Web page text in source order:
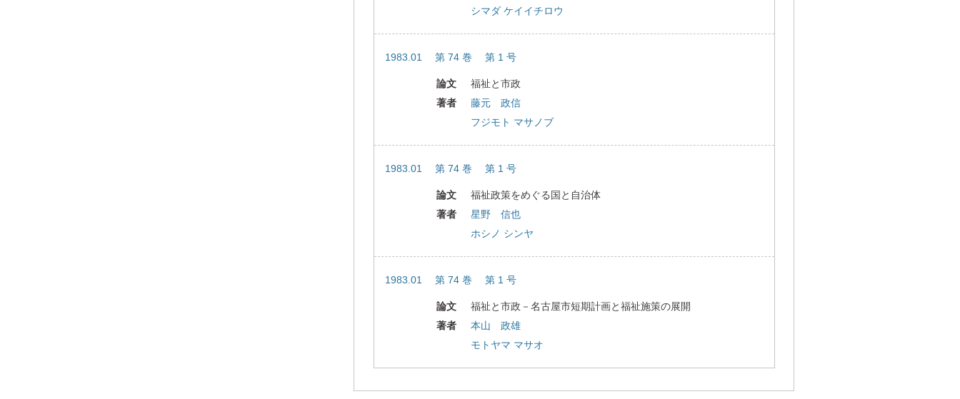
シマダ ケイイチロウ
1983.01 第 74 巻 第 1 号
論文
福祉と市政
著者
藤元 政信
フジモト マサノブ
1983.01 第 74 巻 第 1 号
論文
福祉政策をめぐる国と自治体
著者
星野 信也
ホシノ シンヤ
1983.01 第 74 巻 第 1 号
論文
福祉と市政－名古屋市短期計画と福祉施策の展開
著者
本山 政雄
モトヤマ マサオ